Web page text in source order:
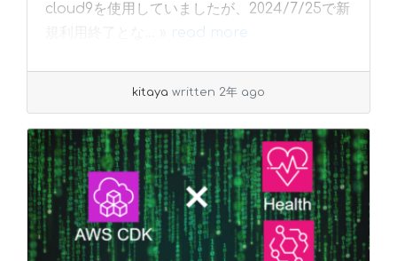
cloud9を使用していましたが、2024/7/25で新
read more
kitaya written 2年 ago